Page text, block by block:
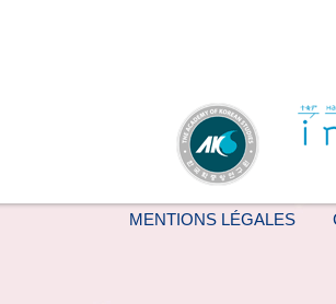
MENTIONS LÉGALES